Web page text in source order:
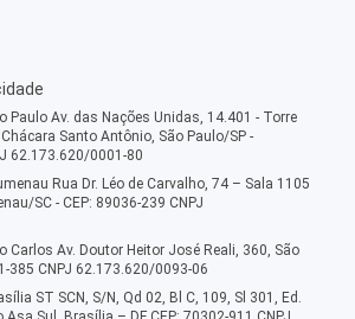
Paulo Av. das Nações Unidas, 14.401 - Torre
Santo Antônio, São Paulo/SP -
62.173.620/0001-80
Rua Dr. Léo de Carvalho, 74 – Sala 1105
SC - CEP: 89036-239 CNPJ
Carlos Av. Doutor Heitor José Reali, 360, São
385 CNPJ 62.173.620/0093-06
ST SCN, S/N, Qd 02, Bl C, 109, Sl 301, Ed.